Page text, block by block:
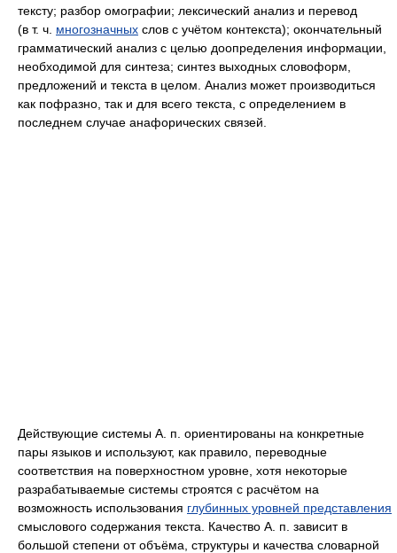
тексту; разбор омографии; лексический анализ и перевод
(в т. ч. многозначных слов с учётом контекста); окончательный
грамматический анализ с целью доопределения информации,
необходимой для синтеза; синтез выходных словоформ,
предложений и текста в целом. Анализ может производиться
как пофразно, так и для всего текста, с определением в
последнем случае анафорических связей.
Действующие системы А. п. ориентированы на конкретные
пары языков и используют, как правило, переводные
соответствия на поверхностном уровне, хотя некоторые
разрабатываемые системы строятся с расчётом на
возможность использования глубинных уровней представления
смыслового содержания текста. Качество А. п. зависит в
большой степени от объёма, структуры и качества словарной